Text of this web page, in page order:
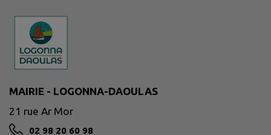
MAIRIE - LOGONNA-DAOULAS
21 rue Ar Mor
02 98 20 60 98